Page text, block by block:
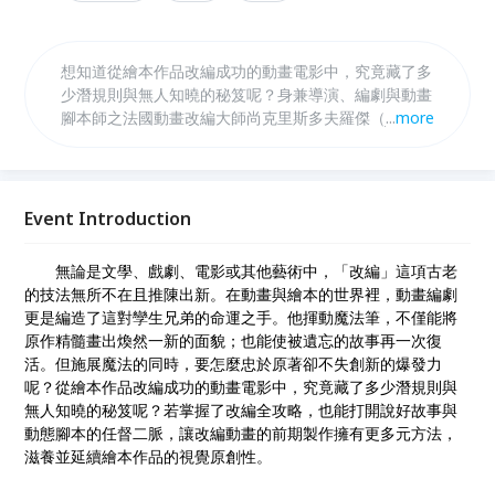
想知道從繪本作品改編成功的動畫電影中，究竟藏了多
少潛規則與無人知曉的秘笈呢？身兼導演、編劇與動畫
腳本師之法國動畫改編大師尚克里斯多夫羅傑（Jean-
...more
Event Introduction
無論是文學、戲劇、電影或其他藝術中，「改編」這項古老
的技法無所不在且推陳出新。在動畫與繪本的世界裡，動畫編劇
更是編造了這對孿生兄弟的命運之手。他揮動魔法筆，不僅能將
原作精髓畫出煥然一新的面貌；也能使被遺忘的故事再一次復
活。但施展魔法的同時，要怎麼忠於原著卻不失創新的爆發力
呢？從繪本作品改編成功的動畫電影中，究竟藏了多少潛規則與
無人知曉的秘笈呢？若掌握了改編全攻略，也能打開說好故事與
動態腳本的任督二脈，讓改編動畫的前期製作擁有更多元方法，
滋養並延續繪本作品的視覺原創性。